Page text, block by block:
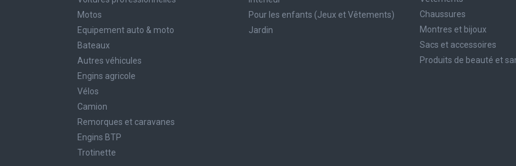
Motos
Equipement auto & moto
Bateaux
Autres véhicules
Engins agricole
Vélos
Camion
Remorques et caravanes
Engins BTP
Trotinette
Pour les enfants (Jeux et Vêtements)
Jardin
Chaussures
Montres et bijoux
Sacs et accessoires
Produits de beauté et